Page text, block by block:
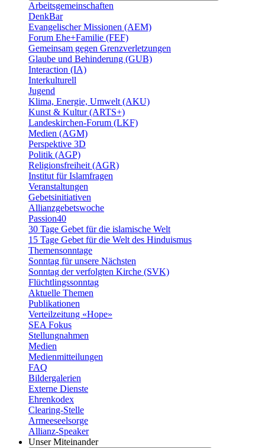
Arbeitsgemeinschaften
DenkBar
Evangelischer Missionen (AEM)
Forum Ehe+Familie (FEF)
Gemeinsam gegen Grenzverletzungen
Glaube und Behinderung (GUB)
Interaction (IA)
Interkulturell
Jugend
Klima, Energie, Umwelt (AKU)
Kunst & Kultur (ARTS+)
Landeskirchen-Forum (LKF)
Medien (AGM)
Perspektive 3D
Politik (AGP)
Religionsfreiheit (AGR)
Institut für Islamfragen
Veranstaltungen
Gebetsinitiativen
Allianzgebetswoche
Passion40
30 Tage Gebet für die islamische Welt
15 Tage Gebet für die Welt des Hinduismus
Themensonntage
Sonntag für unsere Nächsten
Sonntag der verfolgten Kirche (SVK)
Flüchtlingssonntag
Aktuelle Themen
Publikationen
Verteilzeitung «Hope»
SEA Fokus
Stellungnahmen
Medien
Medienmitteilungen
FAQ
Bildergalerien
Externe Dienste
Ehrenkodex
Clearing-Stelle
Armeeseelsorge
Allianz-Speaker
Unser Miteinander